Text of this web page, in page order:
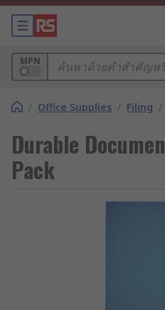
MPN
/ Office Supplies / Filing /
Durable
Pack